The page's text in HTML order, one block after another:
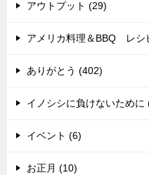
アウトプット (29)
アメリカ料理＆BBQ レシ
ありがとう (402)
イノシシに負けないために
イベント (6)
お正月 (10)